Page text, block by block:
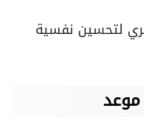
لتحسين نفسية